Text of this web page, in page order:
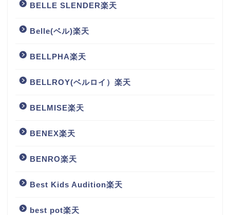
BELLE SLENDER楽天
Belle(ベル)楽天
BELLPHA楽天
BELLROY(ベルロイ）楽天
BELMISE楽天
BENEX楽天
BENRO楽天
Best Kids Audition楽天
best pot楽天